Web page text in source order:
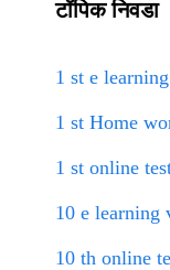
टॉपिक निवडा
1 st e
1 st Home
1 st online
10 e learning
10 th online